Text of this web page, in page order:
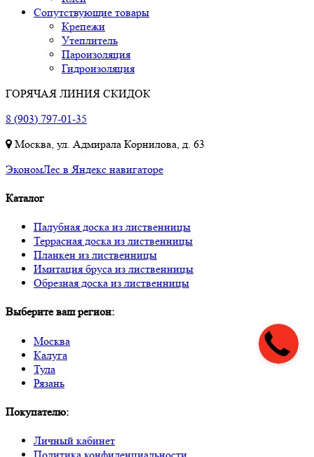
Сопутствующие товары
Крепежи
Утеплитель
Пароизоляция
Гидроизоляция
ГОРЯЧАЯ ЛИНИЯ СКИДОК
8 (903) 797-01-35
Москва, ул. Адмирала Корнилова, д. 63
ЭкономЛес в Яндекс навигаторе
Каталог
Палубная доска из лиственницы
Террасная доска из лиственницы
Планкен из лиственницы
Имитация бруса из лиственницы
Обрезная доска из лиственницы
Выберите ваш регион:
Москва
Калуга
Тула
Рязань
Покупателю:
Личный кабинет